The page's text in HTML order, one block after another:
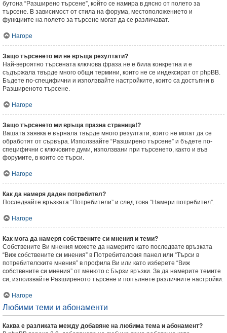
бутона “Разширено търсене”, който се намира в дясно от полето за
търсене. В зависимост от стила на форума, местоположението и
функциите на полето за търсене могат да се различават.
Нагоре
Защо търсенето ми не връща резултати?
Най-вероятно търсената ключова фраза не е била конкретна и е
съдържала твърде много общи термини, които не се индексират от phpBB.
Бъдете по-специфични и използвайте настройките, които са достъпни в
Разширеното търсене.
Нагоре
Защо търсенето ми връща празна страница!?
Вашата заявка е върнала твърде много резултати, които не могат да се
обработят от сървъра. Използвайте “Разширено търсене” и бъдете по-
специфични с ключовите думи, използвани при търсенето, както и във
форумите, в които се търси.
Нагоре
Как да намеря даден потребител?
Последвайте връзката “Потребители” и след това “Намери потребител”.
Нагоре
Как мога да намеря собствените си мнения и теми?
Собствените Ви мнения можете да намерите като последвате връзката
“Виж собствените си мнения” в Потребителския панел или “Търси в
потребителските мнения” в профила Ви или като изберете “Виж
собствените си мнения” от менюто с Бързи връзки. За да намерите темите
си, използвайте Разширеното търсене и попълнете различните настройки.
Нагоре
Любими теми и абонаменти
Каква е разликата между добавяне на любима тема и абонамент?